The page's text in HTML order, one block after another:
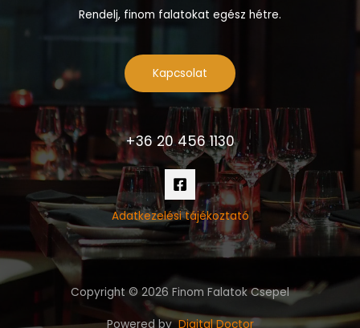
Rendelj, finom falatokat egész hétre.
Kapcsolat
+36 20 456 1130
Adatkezelési tájékoztató
Copyright © 2026 Finom Falatok Csepel
Powered byDigital Doctor